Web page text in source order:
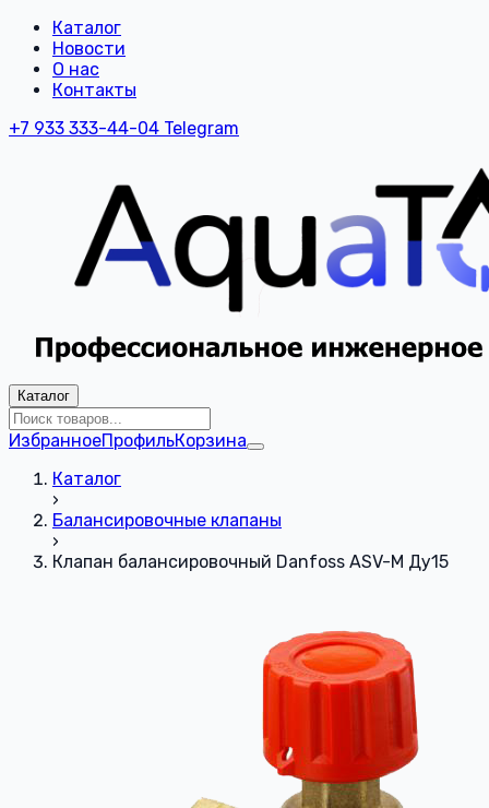
Каталог
Новости
О нас
Контакты
+7 933 333-44-04 Telegram
Каталог
ИзбранноеПрофильКорзина
Каталог
›
Балансировочные клапаны
›
Клапан балансировочный Danfoss ASV-M Ду15